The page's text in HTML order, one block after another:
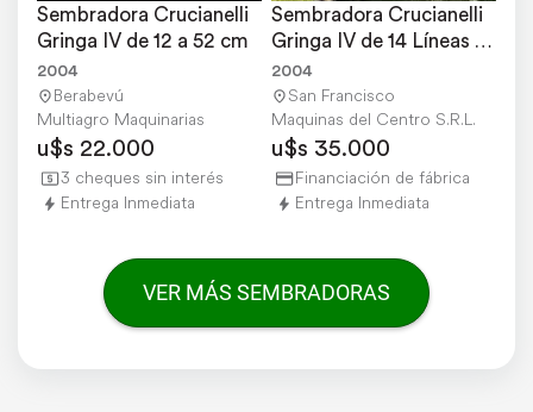
Sembradora Crucianelli
Gringa IV de 12 a 52 cm
2004
Berabevú
Multiagro Maquinarias
u$s 22.000
3 cheques sin interés
Entrega Inmediata
Sembradora Crucianelli
Gringa IV de 14 Líneas a
52.5 CM.
2004
San Francisco
Maquinas del Centro S.R.L.
u$s 35.000
Financiación de fábrica
Entrega Inmediata
VER MÁS SEMBRADORAS